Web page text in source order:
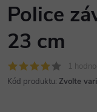
Police
23 cm
1
Kód produktu: Zvolte